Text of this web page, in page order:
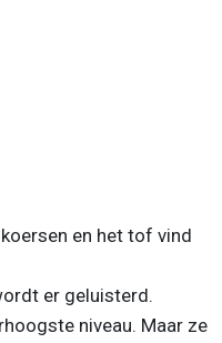
en het tof vind
er geluisterd.
niveau. Maar ze